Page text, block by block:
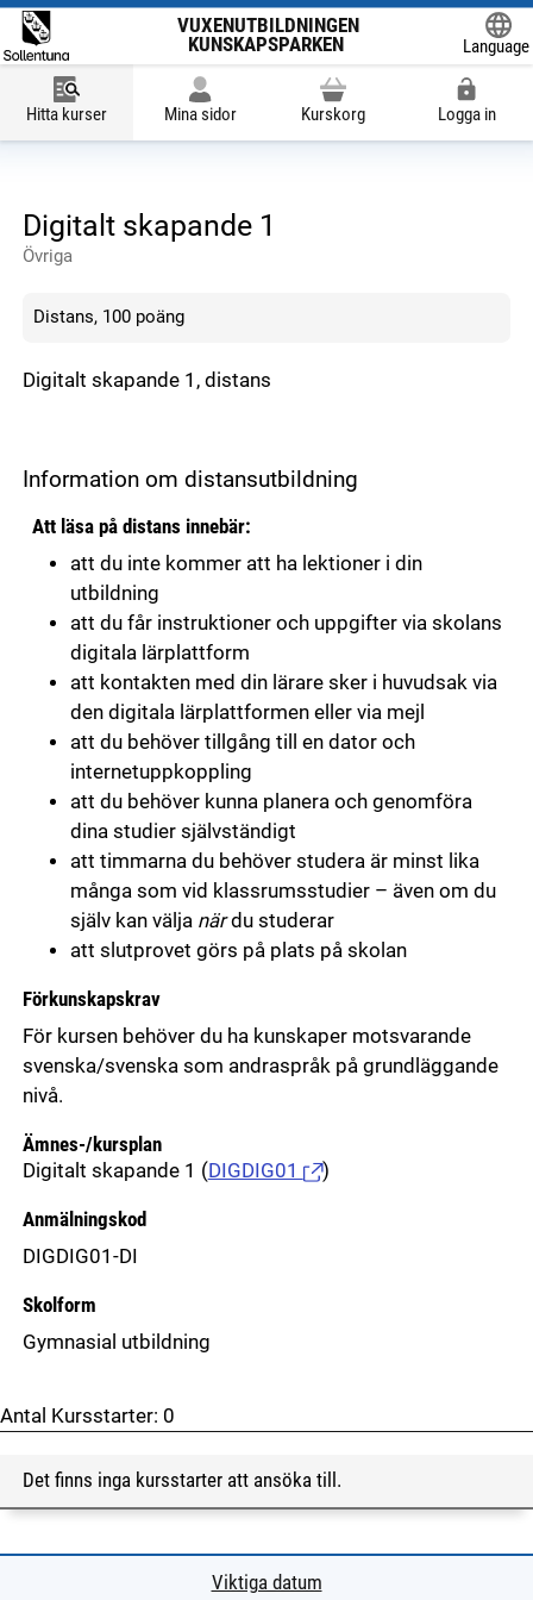
VUXENUTBILDNINGEN
KUNSKAPSPARKEN
Language
Hitta kurser Mina sidor Kurskorg Logga in
Digitalt skapande 1
Övriga
Distans, 100 poäng
Digitalt skapande 1, distans
Information om distansutbildning
Att läsa på distans innebär:
att du inte kommer att ha lektioner i din
utbildning
att du får instruktioner och uppgifter via skolans
digitala lärplattform
att kontakten med din lärare sker i huvudsak via
den digitala lärplattformen eller via mejl
att du behöver tillgång till en dator och
internetuppkoppling
att du behöver kunna planera och genomföra
dina studier självständigt
att timmarna du behöver studera är minst lika
många som vid klassrumsstudier – även om du
själv kan välja närdu studerar
att slutprovet görs på plats på skolan
Förkunskapskrav
För kursen behöver du ha kunskaper motsvarande
svenska/svenska som andraspråk på grundläggande
nivå.
Ämnes-/kursplan
Digitalt skapande 1 (DIGDIG01 )
Anmälningskod
DIGDIG01-DI
Skolform
Gymnasial utbildning
Antal Kursstarter: 0
Det finns inga kursstarter att ansöka till.
Viktiga datum